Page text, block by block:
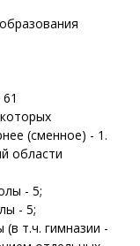
(сменное) - 1.
области
- 5;
- 5;
т.ч. гимназии -